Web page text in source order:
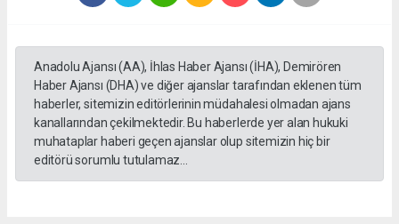
Anadolu Ajansı (AA), İhlas Haber Ajansı (İHA), Demirören
Haber Ajansı (DHA) ve diğer ajanslar tarafından eklenen tüm
haberler, sitemizin editörlerinin müdahalesi olmadan ajans
kanallarından çekilmektedir. Bu haberlerde yer alan hukuki
muhataplar haberi geçen ajanslar olup sitemizin hiç bir
editörü sorumlu tutulamaz...